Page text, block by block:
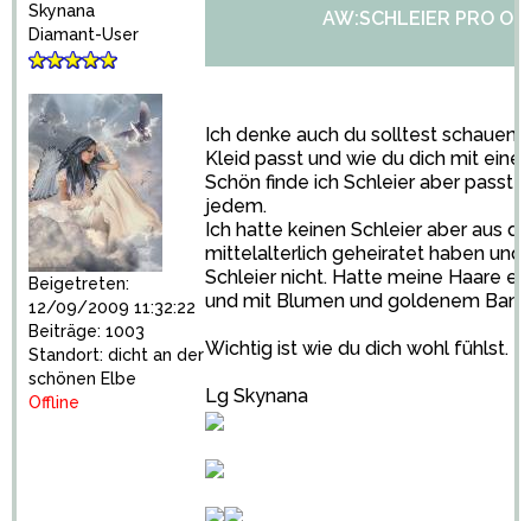
Skynana
Diamant-User
Beigetreten:
12/09/2009 11:32:22
Beiträge: 1003
Standort: dicht an der
schönen Elbe
Offline
AW:SCHLEIER PRO
Ich denke auch du solltest schauen
Kleid passt und wie du dich mit
Schön finde ich Schleier aber passt
jedem.
Ich hatte keinen Schleier aber aus
mittelalterlich geheiratet haben und
Schleier nicht. Hatte meine Haare
und mit Blumen und goldenem
Wichtig ist wie du dich wohl fühlst.
Lg Skynana